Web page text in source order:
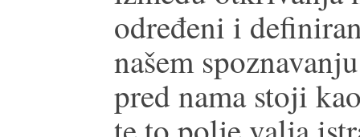
određeni i
našem
pred nama stoji